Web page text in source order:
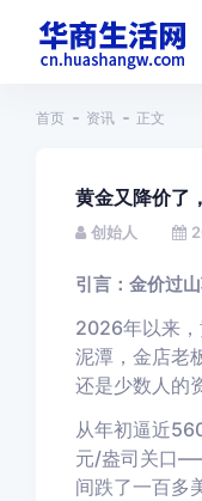
首页 资讯 正文
黄金又降价
创始人
引言：金价过
2026年以来
泥潭，金店老
还是少数人的
从年初逼近
元/盎司关口
间跌了一百多